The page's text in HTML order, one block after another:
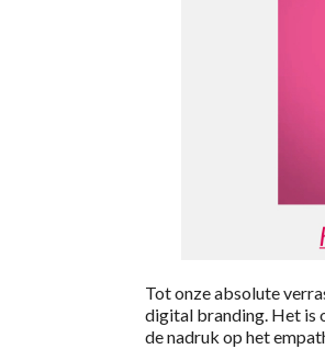
Tot onze absolute
digital branding. Het is
de nadruk op het